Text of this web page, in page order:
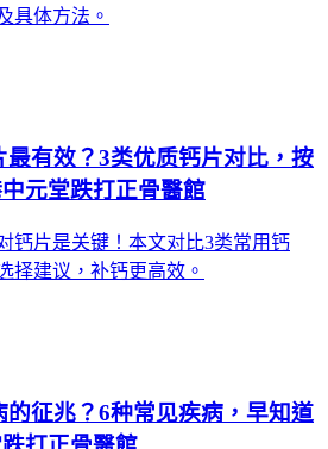
具体方法。
有效？3类优质钙片对比，按
元堂跌打正骨醫館
钙片是关键！本文对比3类常用钙
择建议，补钙更高效。
征兆？6种常见疾病，早知道